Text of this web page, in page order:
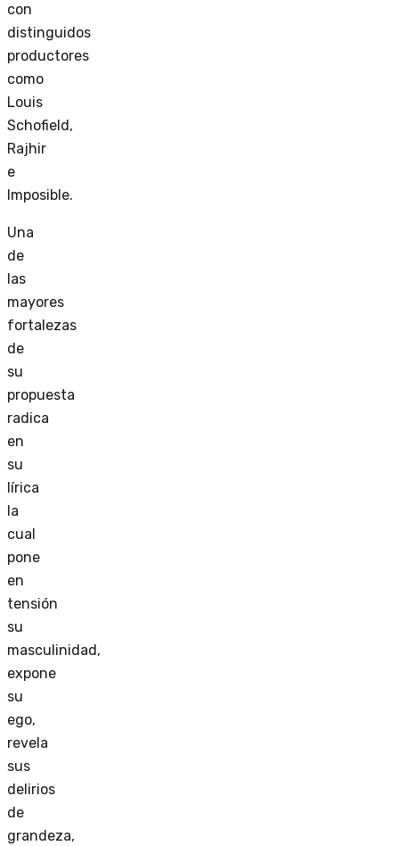
con
distinguidos
productores
como
Louis
Schofield,
Rajhir
e
Imposible.
Una
de
las
mayores
fortalezas
de
su
propuesta
radica
en
su
lírica
la
cual
pone
en
tensión
su
masculinidad,
expone
su
ego,
revela
sus
delirios
de
grandeza,